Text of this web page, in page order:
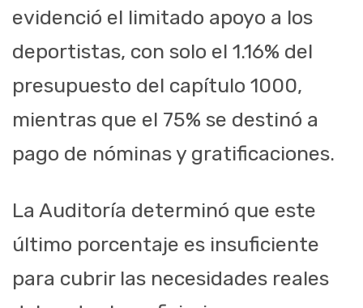
evidenció el limitado apoyo a los
deportistas, con solo el 1.16% del
presupuesto del capítulo 1000,
mientras que el 75% se destinó a
pago de nóminas y gratificaciones.
La Auditoría determinó que este
último porcentaje es insuficiente
para cubrir las necesidades reales